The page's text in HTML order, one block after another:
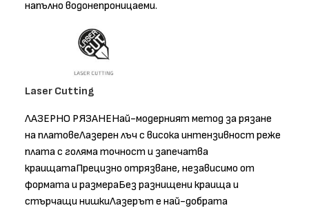
напълно водонепроницаеми.
Laser Cutting
ЛАЗЕРНО РЯЗАНЕНай-модерният метод за рязане
на платовеЛазерен лъч с висока интензивност реже
плата с голяма точност и запечатва
краищатаПрецизно отрязване, независимо от
формата и размераБез разнищени краища и
стърчащи нишкиЛазерът е най-добрата